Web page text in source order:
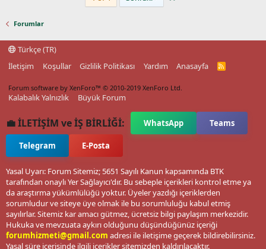
Forumlar
Türkçe (TR)
İletişim
Koşullar Gizlilik Politikası Yardım Anasayfa
R
Forum software by XenForo™ © 2010-2019 XenForo Ltd.
Kalabalık Yalnızlık Büyük Forum
💼 İLETİŞİM ve İŞ BİRLİĞİ: WhatsApp Teams
Telegram E-Posta
Yasal Uyarı: Forum Sitemiz; 5651 Sayılı Kanun kapsamında BTK
tarafından onaylı Yer Sağlayıcı'dır. Bu sebeple içerikleri kontrol etme ya
da araştırma yükümlülüğü yoktur. Üyeler yazdığı içeriklerden
sorumludur ve siteye üye olmak ile bu sorumluluğu kabul etmiş
sayılırlar. Sitemiz kar amacı gütmez, ücretsiz bilgi paylaşım merkezidir.
Hukuka ve mevzuata aykırı olduğunu düşündüğünüz içeriği
forumhizmeti@gmail.com adresi ile iletişime geçerek bildirebilirsiniz.
Yasal süre içerisinde ilgili içerikler sitemizden kaldırılacaktır.